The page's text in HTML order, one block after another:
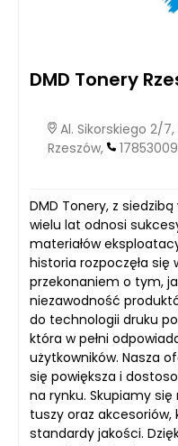
DMD Tonery
Al. Sikorskiego 2/
Rzeszów,
DMD Tonery, z
wielu lat odnosi
materiałów
historia rozpoczęła się
przekonaniem o tym,
niezawodność
do technologii druku
która w pełni
użytkowników. Nasza
się powiększa i
na rynku. Skupiamy
tuszy oraz akcesoriów,
standardy jakości.